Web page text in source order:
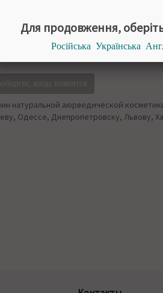
100 мл
НЕТ В НАЛИЧИИ
когда появится
натуральной аюрведической
Одессе, Днепропетровску, Львову,
Для продовження,
Російська Українська